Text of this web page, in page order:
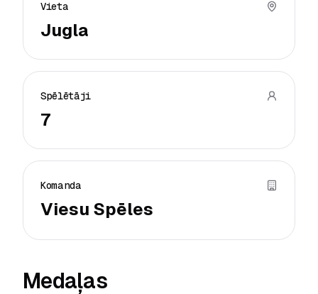
Vieta
Jugla
Spēlētāji
7
Komanda
Viesu Spēles
Medaļas